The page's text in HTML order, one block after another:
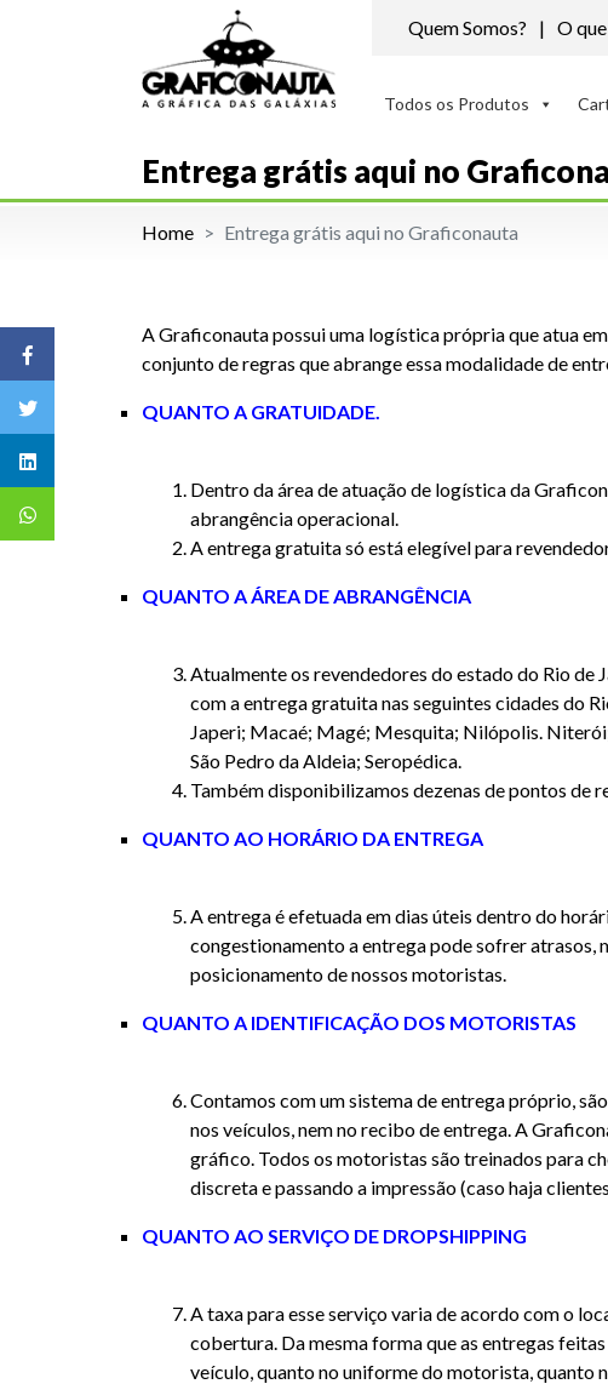
Quem Somos? O
Todos os Produtos
Entrega grátis aqui no
Home Entrega grátis aqui no Graficonauta
A Graficonauta possui uma logística própria que atua
conjunto de regras que abrange essa modalidade de
QUANTO A GRATUIDADE.
Dentro da área de atuação de logística da
abrangência operacional.
A entrega gratuita só está elegível para
QUANTO A ÁREA DE ABRANGÊNCIA
Atualmente os revendedores do estado do Rio de
com a entrega gratuita nas seguintes cidades do
Japeri; Macaé; Magé; Mesquita; Nilópolis.
São Pedro da Aldeia; Seropédica.
Também disponibilizamos dezenas de pontos de
QUANTO AO HORÁRIO DA ENTREGA
A entrega é efetuada em dias úteis dentro do
congestionamento a entrega pode sofrer atrasos,
posicionamento de nossos motoristas.
QUANTO A IDENTIFICAÇÃO DOS MOTORISTAS
Contamos com um sistema de entrega próprio,
nos veículos, nem no recibo de entrega. A
gráfico. Todos os motoristas são treinados para
discreta e passando a impressão (caso haja
QUANTO AO SERVIÇO DE DROPSHIPPING
A taxa para esse serviço varia de acordo com o
cobertura. Da mesma forma que as entregas
veículo, quanto no uniforme do motorista, quanto